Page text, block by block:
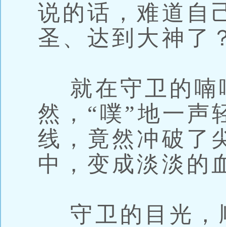
说的话，难道自
圣、达到大神了
就在守卫的喃
然，“噗”地一声
线，竟然冲破了
中，变成淡淡的
守卫的目光，